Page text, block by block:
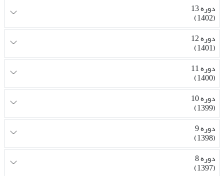
دوره 13
(1402)
دوره 12
(1401)
دوره 11
(1400)
دوره 10
(1399)
دوره 9
(1398)
دوره 8
(1397)